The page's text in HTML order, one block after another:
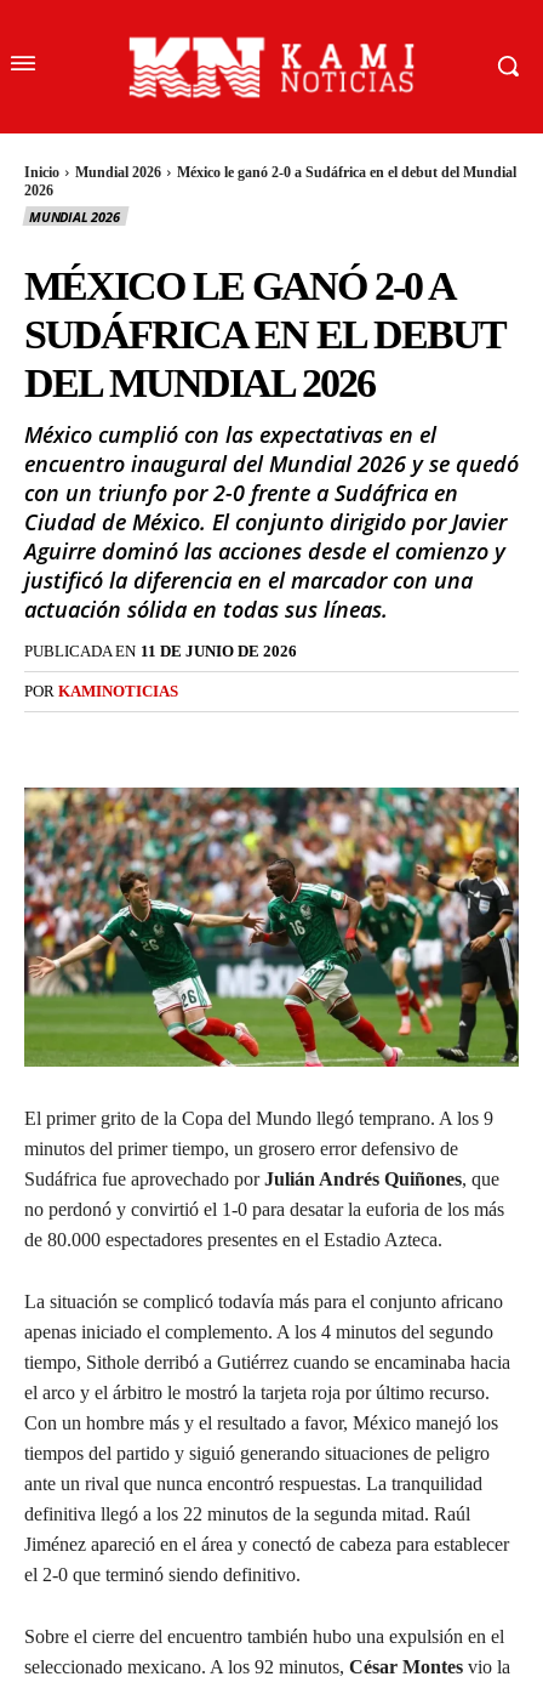
Inicio Mundial 2026
México le ganó 2-0 a Sudáfrica en el debut del Mundial
2026
MUNDIAL 2026
MÉXICO LE GANÓ 2-0 A
SUDÁFRICA EN EL DEBUT
DEL MUNDIAL 2026
México cumplió con las expectativas en el
encuentro inaugural del Mundial 2026 y se quedó
con un triunfo por 2-0 frente a Sudáfrica en
Ciudad de México. El conjunto dirigido por Javier
Aguirre dominó las acciones desde el comienzo y
justificó la diferencia en el marcador con una
actuación sólida en todas sus líneas.
PUBLICADA EN 11 DE JUNIO DE 2026
POR KAMINOTICIAS
El primer grito de la Copa del Mundo llegó temprano. A los 9
minutos del primer tiempo, un grosero error defensivo de
Sudáfrica fue aprovechado porJulián Andrés Quiñones, que
no perdonó y convirtió el 1-0 para desatar la euforia de los más
de 80.000 espectadores presentes en el Estadio Azteca.
La situación se complicó todavía más para el conjunto africano
apenas iniciado el complemento. A los 4 minutos del segundo
tiempo, Sithole derribó a Gutiérrez cuando se encaminaba hacia
el arco y el árbitro le mostró la tarjeta roja por último recurso.
Con un hombre más y el resultado a favor, México manejó los
tiempos del partido y siguió generando situaciones de peligro
ante un rival que nunca encontró respuestas. La tranquilidad
definitiva llegó a los 22 minutos de la segunda mitad. Raúl
Jiménez apareció en el área y conectó de cabeza para establecer
el 2-0 que terminó siendo definitivo.
Sobre el cierre del encuentro también hubo una expulsión en el
seleccionado mexicano. A los 92 minutos, César Montes vio la